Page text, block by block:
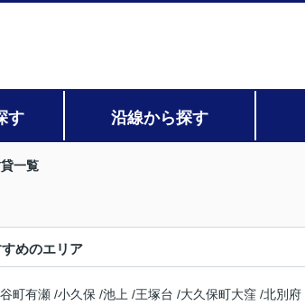
す 沿線から探す
一覧
めのエリア
町有瀬 /小久保 /池上 /王塚台 /大久保町大窪 /北別府